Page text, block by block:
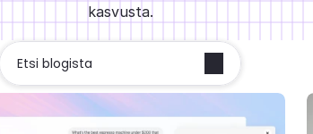
kasvusta.
Etsi blogista